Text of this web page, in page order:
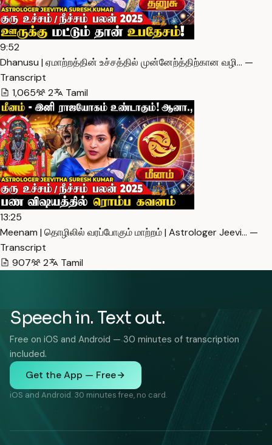
9:52
Dhanusu | ஏமாற்றத்தின் உச்சத்தில் முன்னேற்த்திற்கான வழி… —
Transcript
1,065
2 Tamil
13:25
Meenam | தொழிலில் வரப்போகும் மாற்றம் | Astrologer Jeevi… —
Transcript
907
2 Tamil
Speech in. Text out.
Free on iOS and Android — 30 minutes of transcription
included.
Get the App — Free
iOS and Android. 30 minutes free, no card.